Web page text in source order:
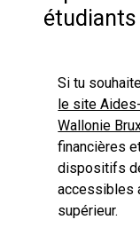
Si tu
le site
Wallonie
financières
dispositifs
accessibles
supérieur.